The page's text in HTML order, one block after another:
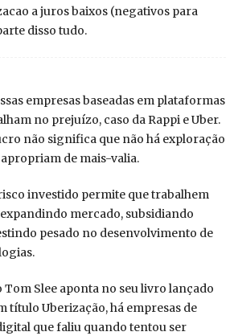
a juros baixos (negativos para
disso tudo.
empresas baseadas em plataformas
no prejuízo, caso da Rappi e Uber.
não significa que não há exploração
apropriam de mais-valia.
investido permite que trabalhem
mercado, subsidiando
pesado no desenvolvimento de
Tom Slee aponta no seu livro lançado
título Uberização, há empresas de
que faliu quando tentou ser